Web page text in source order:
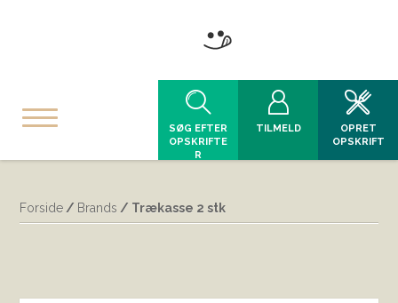
SØG EFTER
OPSKRIFTE
R
TILMELD
OPRET
OPSKRIFT
Forside / Brands / Trækasse 2 stk